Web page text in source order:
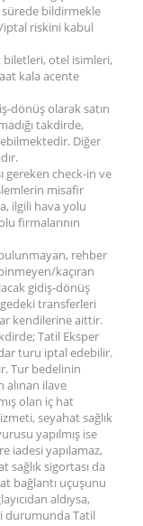
sürede bildirmekle
riskini kabul
biletleri, otel isimleri,
kala acente
dönüş olarak satın
takdirde,
Diğer
gereken check-in ve
misafir
ilgili hava yolu
firmalarının
bulunmayan, rehber
kaçıran
gidiş-dönüş
transferleri
kendilerine aittir.
Tatil Eksper
turu iptal edebilir.
Tur bedelinin
alınan ilave
olan iç hat
seyahat sağlık
yapılmış ise
iadesi yapılamaz,
sağlık sigortası da
bağlantı uçuşunu
aldıysa,
durumunda Tatil